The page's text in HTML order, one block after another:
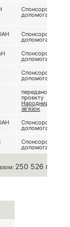
Спонсорська
допомога
Спонсорська
допомога
Спонсорська
допомога
Спонсорська
допомога
передано з
проекту
Народний
зв’язок
Спонсорська
допомога
Спонсорська
допомога
250 526 грн